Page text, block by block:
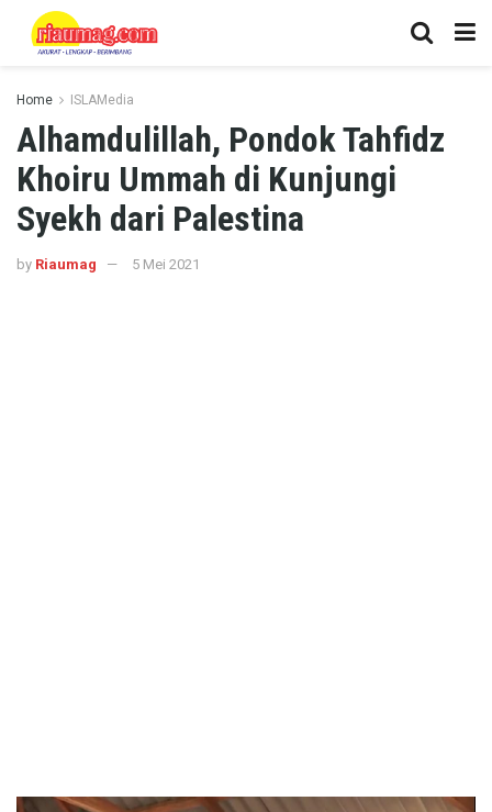
Home ISLAMedia
Alhamdulillah, Pondok Tahfidz
Khoiru Ummah di Kunjungi
Syekh dari Palestina
by Riaumag 5 Mei 2021